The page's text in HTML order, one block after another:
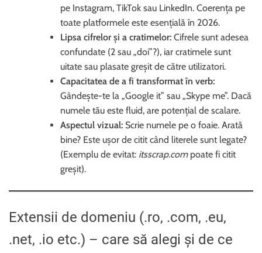
pe Instagram, TikTok sau LinkedIn. Coerența pe
toate platformele este esențială în 2026.
Lipsa cifrelor și a cratimelor: Cifrele sunt adesea
confundate (2 sau „doi”?), iar cratimele sunt
uitate sau plasate greșit de către utilizatori.
Capacitatea de a fi transformat în verb:
Gândește-te la „Google it” sau „Skype me”. Dacă
numele tău este fluid, are potențial de scalare.
Aspectul vizual: Scrie numele pe o foaie. Arată
bine? Este ușor de citit când literele sunt legate?
(Exemplu de evitat: itsscrap.compoate fi citit
greșit).
Extensii de domeniu (.ro, .com, .eu,
.net, .io etc.) – care să alegi și de ce